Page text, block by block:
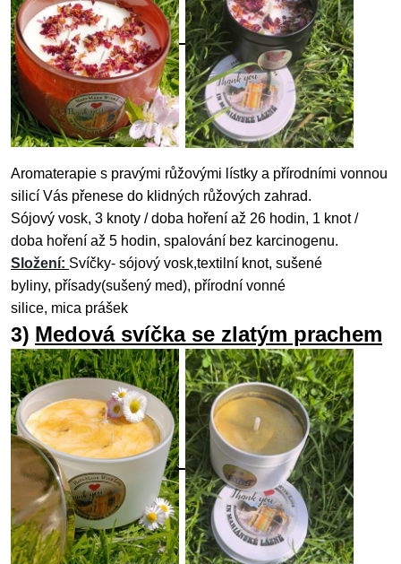
Aromaterapie s pravými růžovými lístky a přírodními vonnou
silicí Vás přenese do klidných růžových zahrad.
Sójový vosk, 3 knoty / doba hoření až 26 hodin, 1 knot /
doba hoření až 5 hodin, spalování bez karcinogenu.
Složení: Svíčky- sójový vosk,textilní knot, sušené
byliny, přísady(sušený med), přírodní vonné
silice, mica prášek
3) Medová svíčka se zlatým prachem